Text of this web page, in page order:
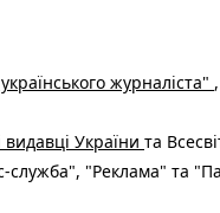
журналіста"
видавці України та
"Реклама" та